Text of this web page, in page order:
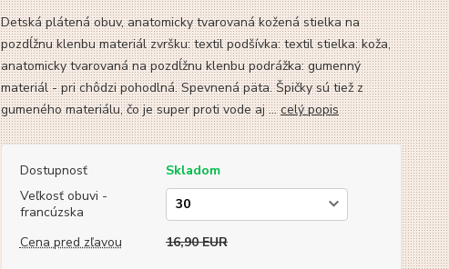
Detská plátená obuv, anatomicky tvarovaná kožená stielka na
pozdĺžnu klenbu materiál zvršku: textil podšívka: textil stielka: koža,
anatomicky tvarovaná na pozdĺžnu klenbu podrážka: gumenný
materiál - pri chôdzi pohodlná. Spevnená päta. Špičky sú tiež z
gumeného materiálu, čo je super proti vode aj ...celý popis
Dostupnosť
Skladom
Veľkosť obuvi -
francúzska
Cena pred zľavou
16,90 EUR